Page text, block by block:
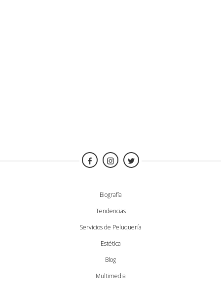
Biografía
Tendencias
Servicios de Peluquería
Estética
Blog
Multimedia